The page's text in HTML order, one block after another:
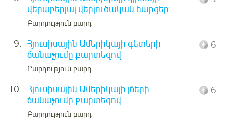
վերաբերյալ վերլուծական հարցեր
Բարդություն բարդ
9. Հյուսիսային Ամերիկայի գետերի
ճանաչումը քարտեզով
Բարդություն բարդ
6
10. Հյուսիսային Ամերիկայի լճերի
ճանաչումը քարտեզով
Բարդություն բարդ
6